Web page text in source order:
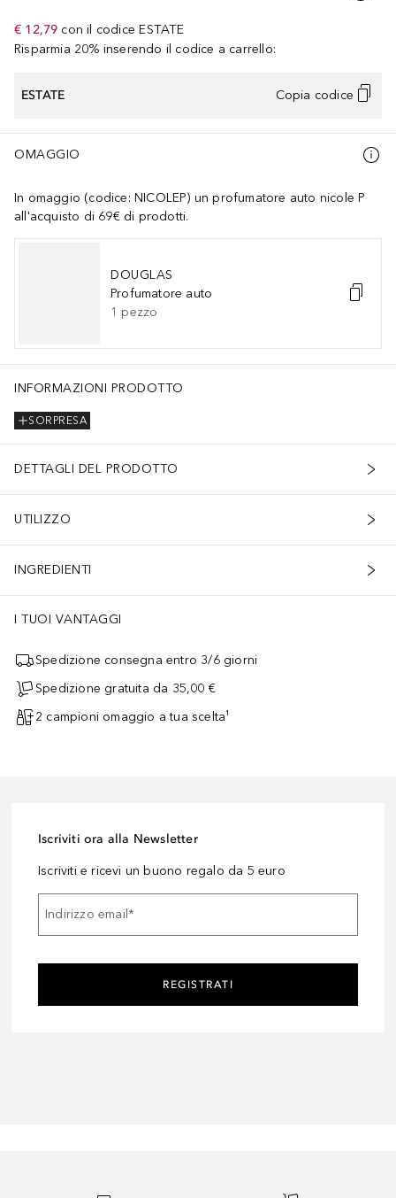
€ 12,79 con il codice ESTATE
Risparmia 20% inserendo il codice a carrello:
ESTATE Copia codice
OMAGGIO
In omaggio (codice: NICOLEP) un profumatore auto nicole P
all'acquisto di 69€ di prodotti.
DOUGLAS
Profumatore auto
1 pezzo
INFORMAZIONI PRODOTTO
SORPRESA
DETTAGLI DEL PRODOTTO
UTILIZZO
INGREDIENTI
I TUOI VANTAGGI
Spedizione consegna entro 3/6 giorni
Spedizione gratuita da 35,00 €
2 campioni omaggio a tua scelta¹
Iscriviti ora alla Newsletter
Iscriviti e ricevi un buono regalo da 5 euro
Indirizzo email*
REGISTRATI